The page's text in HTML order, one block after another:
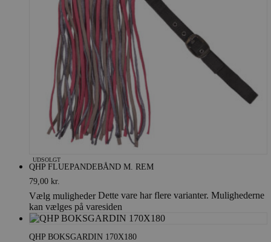
UDSOLGT
QHP FLUEPANDEBÅND M. REM
79,00 kr.
Vælg muligheder Dette vare har flere varianter. Mulighederne
kan vælges på varesiden
QHP BOKSGARDIN 170X180